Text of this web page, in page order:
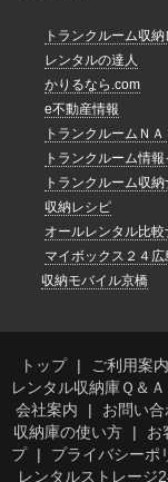
トランクルーム収
レンタルの達人
かりるなら.com
e不動産情報
トランクルームＮＡ
トランクルーム情
トランクルーム収
収納レシピ
オールレンタル比較
マイボックス２４広
収納モバイル京橋
トップ ご利用案内
レンタル収納庫Ｑ＆Ａ
会社案内
お問い
収納庫の使い方
お
プ
プライバシーポ
レンタルストレージ